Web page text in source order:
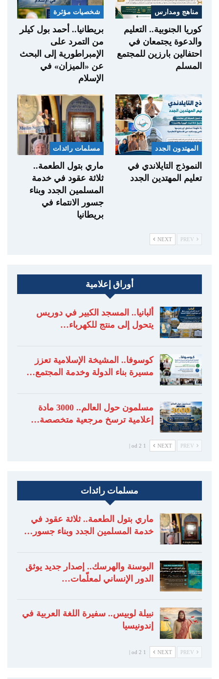
مناهج ومدارس
كوريا الجنوبية.. التعليم
والدعوة يجتمعان في
احتفالين بارزين للمجتمع
المسلم
شخصيات مؤثرة
بريطانيا.. أحمد بول كيلر
من التمرد على
الإمبراطورية إلى البحث
عن «الميزان» في
الإسلام
المهتدون الجدد
النموذج التايلاندي في
تعليم المهتدين الجدد
مسلمات رائدات
ماري بتول الطعمة..
ثلاثة عقود في خدمة
المسلمين الجدد وبناء
جسور الانتماء في
بريطانيا
NEXT
أوراق إعلامية
ألبانيا.. المسجد الكبير في دوريس
يتحول إلى منتج للكهرباء…
كوسوفا.. المشيخة الإسلامية تعزز
مسيرة بناء الدولة وخدمة المجتمع…
مسلمون حول العالم.. 3000 مادة
إعلامية ترسخ مرجعية متخصصة…
NEXT
1 od 2 |
مسلمات رائدات
ماري بتول الطعمة.. ثلاثة عقود في
خدمة المسلمين الجدد وبناء جسور…
البوسنة والهرسك.. إصدار جديد يوثق
الدور الإنساني لمعلّمات…
نبيلة لوبيس.. سفيرة اللغة العربية في
إندونيسيا
NEXT
1 od 2 |